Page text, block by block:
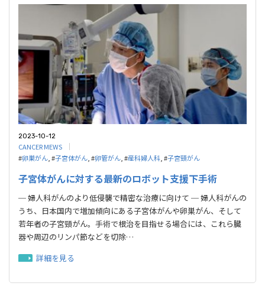
2023-10-12
CANCER MEWS
#卵巣がん, #子宮体がん, #卵管がん, #産科婦人科, #子宮頸がん
子宮体がんに対する最新のロボット支援下手術
─ 婦人科がんのより低侵襲で精密な治療に向けて ─ 婦人科がんの
うち、日本国内で増加傾向にある子宮体がんや卵巣がん、そして
若年者の子宮頸がん。手術で根治を目指せる場合には、これら臓
器や周辺のリンパ節などを切除…
詳細を見る